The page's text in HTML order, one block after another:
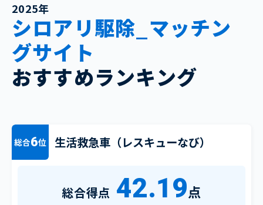
2025年
シロアリ駆除_マッチン
グサイト
おすすめランキング
総合6位 生活救急車（レスキューなび）
総合得点 42.19点